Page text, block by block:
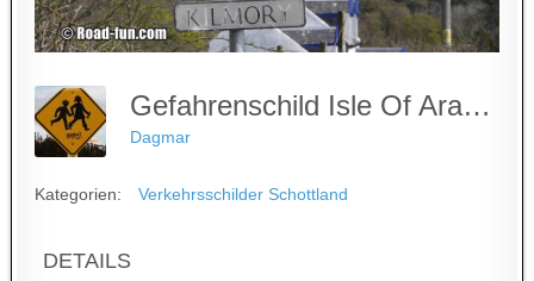
Gefahrenschild Isle Of Aran - Starkes Gefälle
Dagmar
Kategorien: Verkehrsschilder Schottland
DETAILS